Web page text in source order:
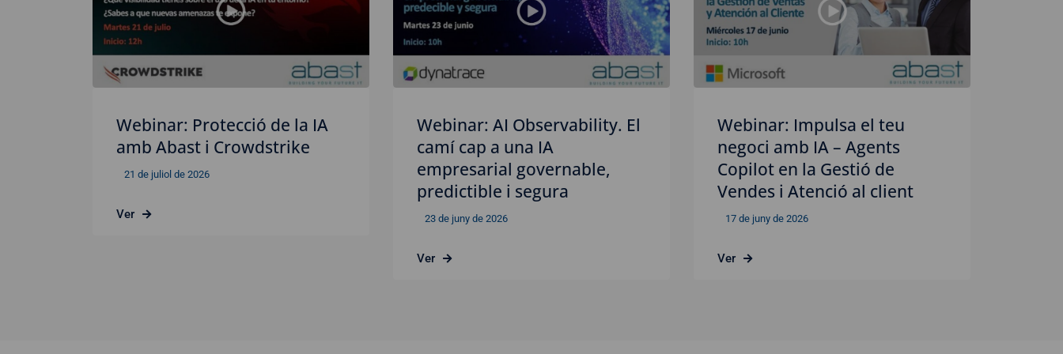
Webinar: Protecció de la IA
amb Abast i Crowdstrike
21 de juliol de 2026
Ver
Webinar: AI Observability. El
camí cap a una IA
empresarial governable,
predictible i segura
23 de juny de 2026
Ver
Webinar: Impulsa el teu
negoci amb IA – Agents
Copilot en la Gestió de
Vendes i Atenció al client
17 de juny de 2026
Ver